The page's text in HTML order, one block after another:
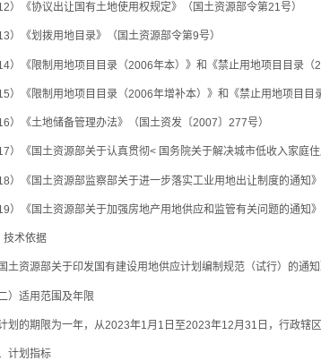
《协议出让国有土地使用权规定》（国土资源部令第21号）
《划拨用地目录》（国土资源部令第9号）
《限制用地项目目录（2006年本）》和《禁止用地项目目录（
《限制用地项目目录（2006年增补本）》和《禁止用地项目目
《土地储备管理办法》（国土资发〔2007〕277号）
《国土资源部关于认真贯彻< 国务院关于解决城市低收入家庭住
《国土资源部监察部关于进一步落实工业用地出让制度的通知》
《国土资源部关于加强房地产用地供应和监管有关问题的通知》
术依据
资源部关于印发国有建设用地供应计划编制规范（试行）的通知
适用范围及年限
的期限为一年，从2023年1月1日至2023年12月31日，行政辖区
划指标